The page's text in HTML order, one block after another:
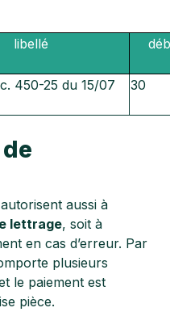
libellé
450-25 du 15/07 30
aussi à
lettrage, soit à
en cas d’erreur. Par
plusieurs
le paiement est
pièce.